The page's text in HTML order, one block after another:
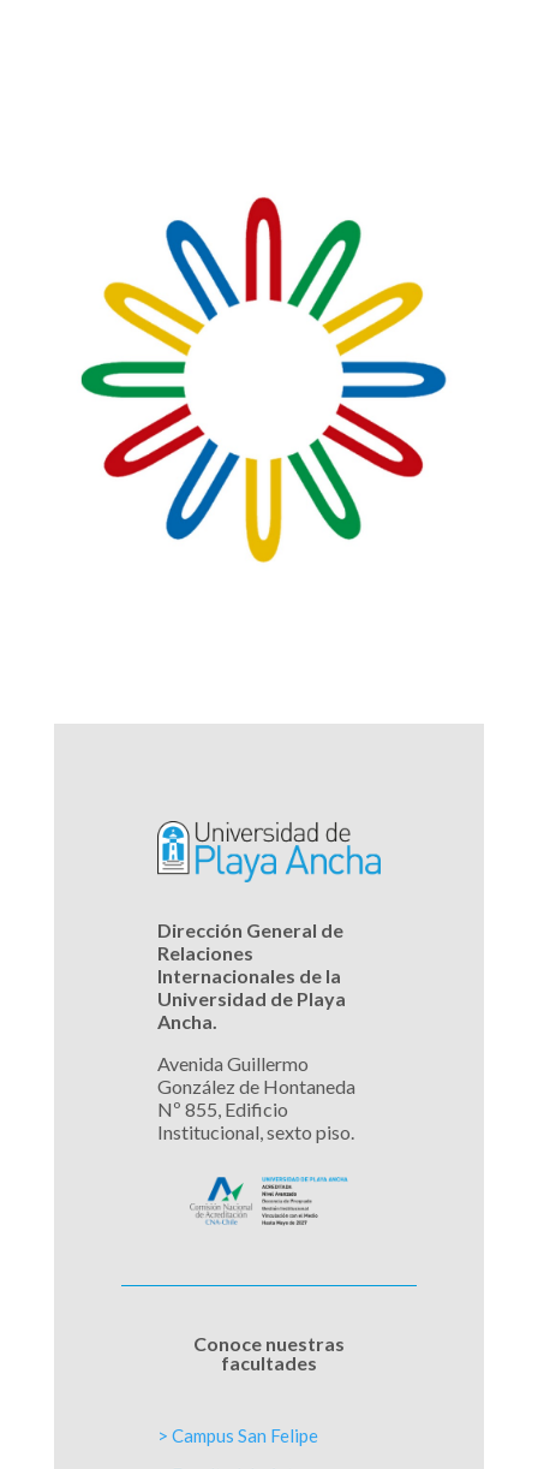
Dirección General de
Relaciones
Internacionales de la
Universidad de Playa
Ancha.
Avenida Guillermo
González de Hontaneda
Nº 855, Edificio
Institucional, sexto piso.
Conoce nuestras
facultades
> Campus San Felipe